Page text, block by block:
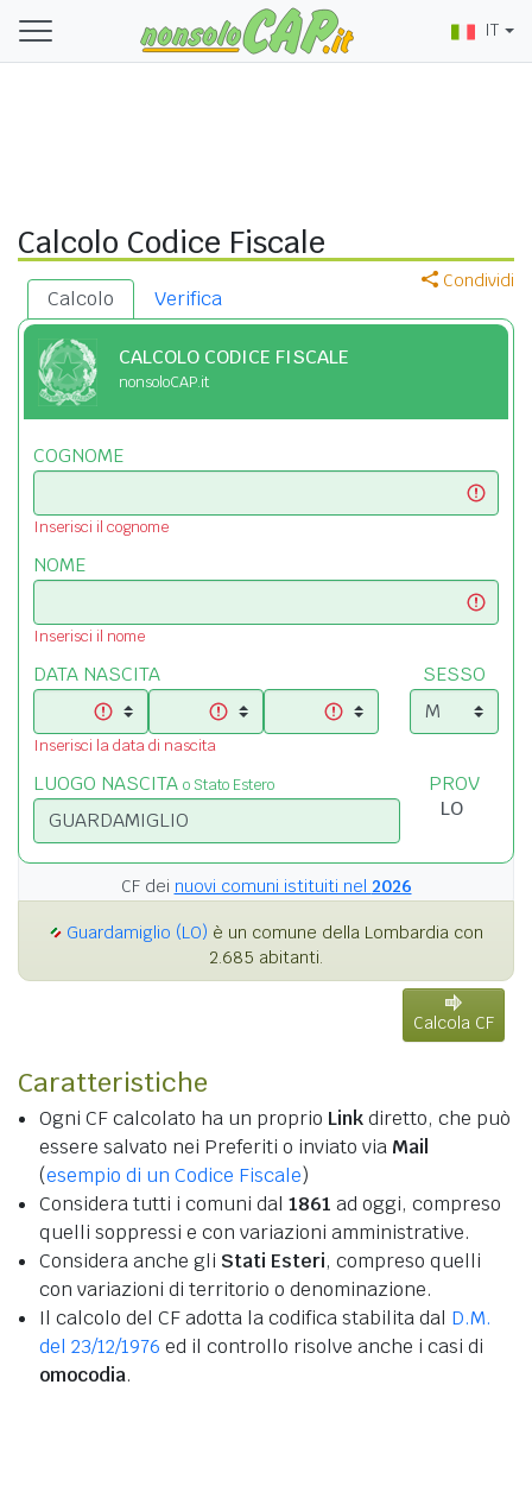
IT
Calcolo Codice Fiscale
Condividi
Calcolo Verifica
CALCOLO CODICE FISCALE
nonsoloCAP.it
COGNOME
Inserisci il cognome
NOME
Inserisci il nome
DATA NASCITA
Inserisci la data di nascita
SESSO
LUOGO NASCITA o Stato Estero PROV
CF dei nuovi comuni istituiti nel 2026
Guardamiglio (LO) è un comune della Lombardia con
2.685 abitanti.
Calcola CF
Caratteristiche
Ogni CF calcolato ha un proprio Linkdiretto, che può
essere salvato nei Preferiti o inviato via Mail
(esempio di un Codice Fiscale)
Considera tutti i comuni dal 1861 ad oggi, compreso
quelli soppressi e con variazioni amministrative.
Considera anche gli Stati Esteri, compreso quelli
con variazioni di territorio o denominazione.
Il calcolo del CF adotta la codifica stabilita dal D.M.
del 23/12/1976 ed il controllo risolve anche i casi di
omocodia.